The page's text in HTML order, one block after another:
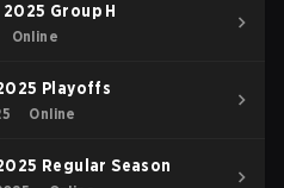
Group H
Online
Playoffs
Online
Regular Season